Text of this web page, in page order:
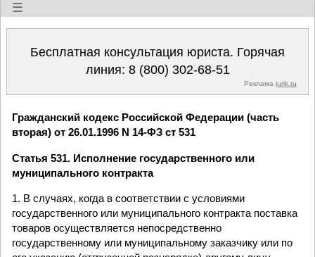
☰
Бесплатная консультация юриста. Горячая
линия: 8 (800) 302-68-51
Реклама jurik.ru
Гражданский кодекс Российской Федерации (часть
вторая) от 26.01.1996 N 14-ФЗ ст 531
Статья 531. Исполнение государственного или
муниципального контракта
1. В случаях, когда в соответствии с условиями
государственного или муниципального контракта поставка
товаров осуществляется непосредственно
государственному или муниципальному заказчику или по